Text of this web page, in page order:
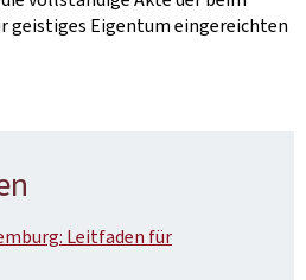
geistiges Eigentum eingereichten
Leitfaden für